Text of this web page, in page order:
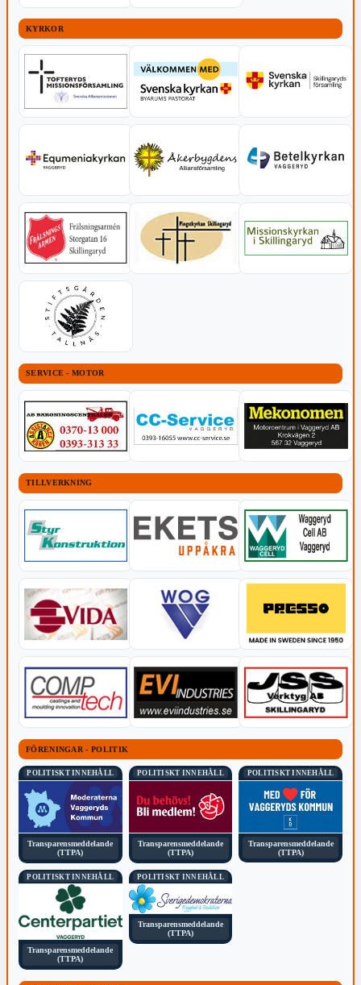
KYRKOR
SERVICE - MOTOR
TILLVERKNING
FÖRENINGAR - POLITIK
POLITISKT INNEHÅLL
Transparensmeddelande
(TTPA)
POLITISKT INNEHÅLL
Transparensmeddelande
(TTPA)
POLITISKT INNEHÅLL
Transparensmeddelande
(TTPA)
POLITISKT INNEHÅLL
Transparensmeddelande
(TTPA)
POLITISKT INNEHÅLL
Transparensmeddelande
(TTPA)